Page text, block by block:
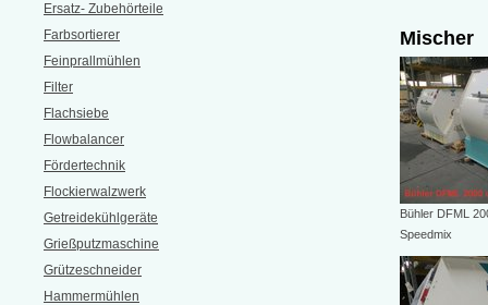
Ersatz- Zubehörteile
Farbsortierer
Feinprallmühlen
Filter
Flachsiebe
Flowbalancer
Fördertechnik
Flockierwalzwerk
Getreidekühlgeräte
Grießputzmaschine
Grützeschneider
Hammermühlen
Mischer
Bühler DFML
Speedmix